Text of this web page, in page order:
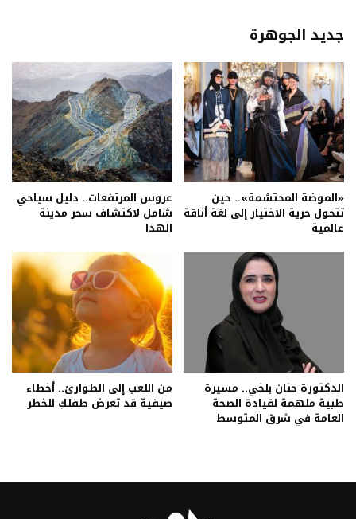
جديد الجوهرة
«الموضة المحتشمة».. حين
تتحول حرية الاختيار إلى لغة أناقة
عالمية
عروس المرتفعات.. دليل سياحي
شامل لاكتشاف سحر مدينة
الهدا
الدكتورة حنان بلخي.. مسيرة
طبية ملهمة لقيادة الصحة
العامة في شرق المتوسط
من اللعب إلى الطوارئ.. أخطاء
صيفية قد تعرض طفلكِ للخطر